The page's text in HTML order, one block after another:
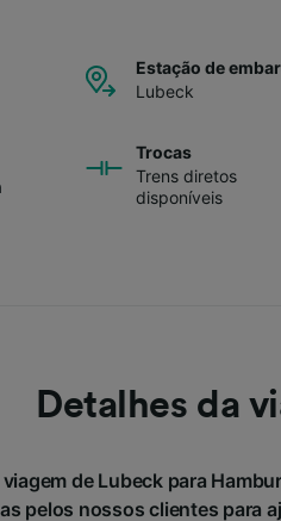
Estação de
Lubeck
Trocas
Trens diretos
disponíveis
Detalhes da
de Lubeck para
pelos nossos clientes para